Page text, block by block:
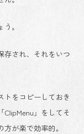
。
存され、それをいつ
トをコピーしておき
」をしてそ
が楽で効率的。